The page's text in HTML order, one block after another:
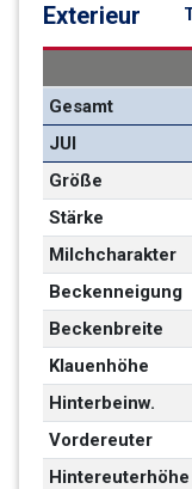
Exterieur
Gesamt
JUI
Größe
Stärke
Milchcharakter
Beckenneigung
Beckenbreite
Klauenhöhe
Hinterbeinw.
Vordereuter
Hintereuterhöhe